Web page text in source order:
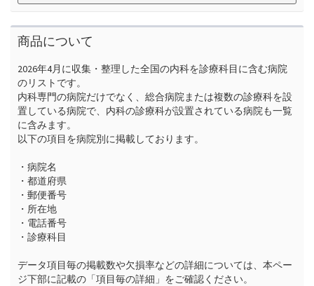
商品について
2026年4月に収集・整理した全国の内科を診療科目に含む病院
のリストです。
内科専門の病院だけでなく、総合病院または複数の診療科を設
置している病院で、内科の診療科が設置されている病院も一覧
に含みます。
以下の項目を病院別に掲載しております。
・病院名
・都道府県
・郵便番号
・所在地
・電話番号
・診療科目
データ項目毎の掲載数や欠損率などの詳細については、本ペー
ジ下部に記載の「項目毎の詳細」をご確認ください。